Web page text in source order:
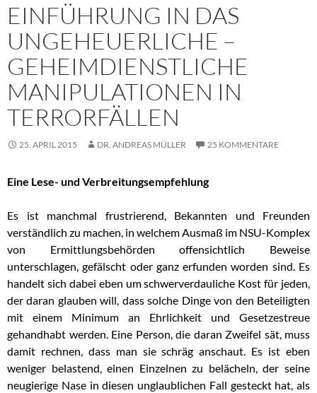
EINFÜHRUNG IN DAS
UNGEHEUERLICHE –
GEHEIMDIENSTLICHE
MANIPULATIONEN IN
TERRORFÄLLEN
25. APRIL 2015 DR. ANDREAS MÜLLER 25 KOMMENTARE
Eine Lese- und Verbreitungsempfehlung
Es ist manchmal frustrierend, Bekannten und Freunden
verständlich zu machen, in welchem Ausmaß im NSU-Komplex
von Ermittlungsbehörden offensichtlich Beweise
unterschlagen, gefälscht oder ganz erfunden worden sind. Es
handelt sich dabei eben um schwerverdauliche Kost für jeden,
der daran glauben will, dass solche Dinge von den Beteiligten
mit einem Minimum an Ehrlichkeit und Gesetzestreue
gehandhabt werden. Eine Person, die daran Zweifel sät, muss
damit rechnen, dass man sie schräg anschaut. Es ist eben
weniger belastend, einen Einzelnen zu belächeln, der seine
neugierige Nase in diesen unglaublichen Fall gesteckt hat, als